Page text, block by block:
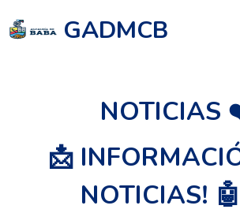
GADMCB
NOTICIAS
📩
NOTICIAS!